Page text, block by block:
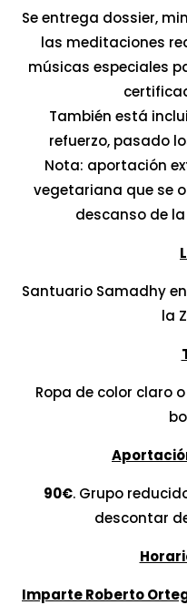
Se entrega dossier,
las meditaciones
músicas especiales
También está
refuerzo, pasado
Nota: aportación
vegetariana que se
descanso de
Santuario Samadhy
la
Ropa de color claro
90€. Grupo
descontar
Imparte Roberto